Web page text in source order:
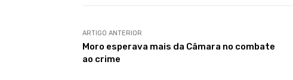
ARTIGO ANTERIOR
Moro esperava mais da Câmara no combate
ao crime